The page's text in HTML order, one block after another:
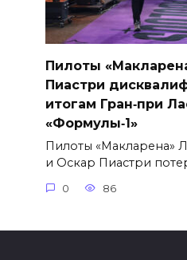
Пилоты
Пиастри
итогам Гран‑при
«Формулы‑1»
Пилоты «Макларена»
и Оскар Пиастри
0 86